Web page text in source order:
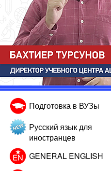
Подготовка в ВУЗы
Русский язык для
иностранцев
GENERAL ENGLISH